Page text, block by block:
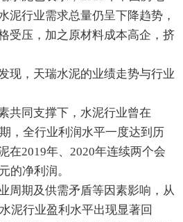
泥行业需求总量仍呈下降趋势，
受压，加之原材料成本高企，挤
现，天瑞水泥的业绩走势与行业
共同支撑下，水泥行业曾在
，全行业利润水平一度达到历
在2019年、2020年连续两个会
的净利润。
周期及供需矛盾等因素影响，从
泥行业盈利水平出现显著回